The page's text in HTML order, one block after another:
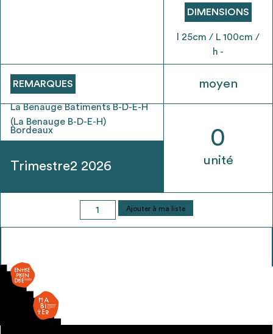
* Attention, l’ajout des matériaux à sa liste et son envoi ne
REMARQUES
La Benauge Batiments B-D-E-H
(La Benauge B-D-E-H)
Bordeaux
Trimestre2 2026
DIMENSIONS
l 25cm / L 100cm /
h -
moyen
0
unité
quantité
de
Ajouter à ma liste